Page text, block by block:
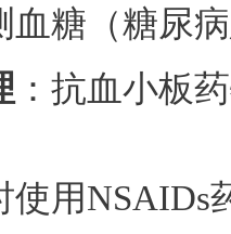
血糖（糖尿
：抗血小板
使用NSAIDs